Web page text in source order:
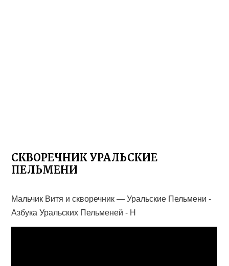
СКВОРЕЧНИК УРАЛЬСКИЕ
ПЕЛЬМЕНИ
Мальчик Витя и скворечник — Уральские Пельмени -
Азбука Уральских Пельменей - Н